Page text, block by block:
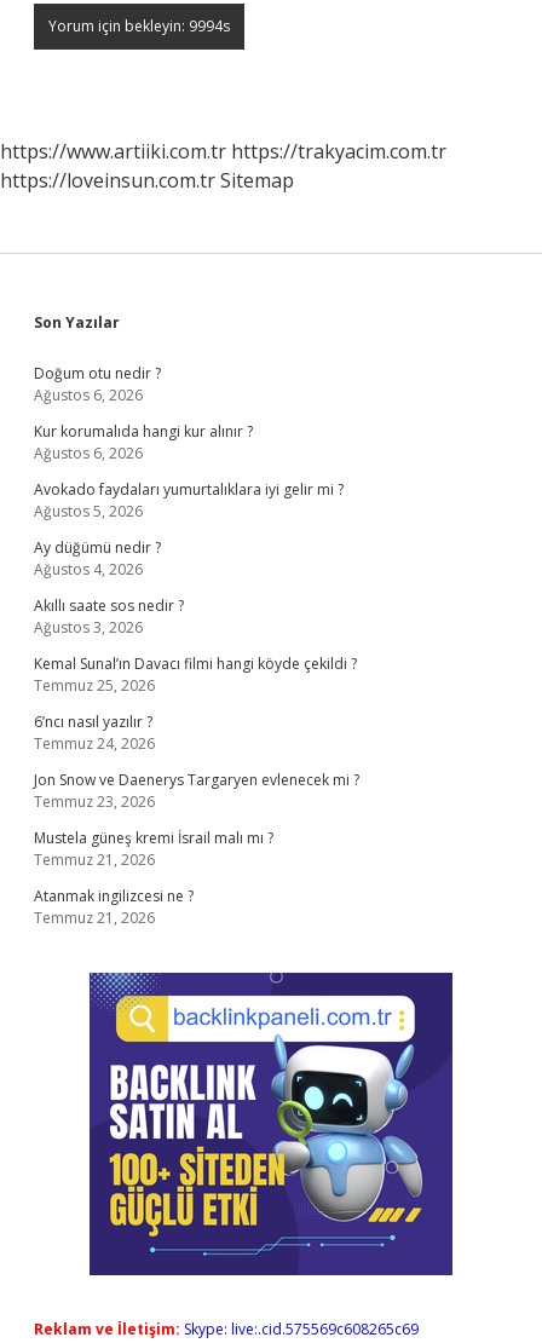
https://www.artiiki.com.tr https://trakyacim.com.tr
https://loveinsun.com.trSitemap
Sidebar
Son Yazılar
Doğum otu nedir ?
Ağustos 6, 2026
Kur korumalıda hangi kur alınır ?
Ağustos 6, 2026
Avokado faydaları yumurtalıklara iyi gelir mi ?
Ağustos 5, 2026
Ay düğümü nedir ?
Ağustos 4, 2026
Akıllı saate sos nedir ?
Ağustos 3, 2026
Kemal Sunal’ın Davacı filmi hangi köyde çekildi ?
Temmuz 25, 2026
6’ncı nasıl yazılır ?
Temmuz 24, 2026
Jon Snow ve Daenerys Targaryen evlenecek mi ?
Temmuz 23, 2026
Mustela güneş kremi İsrail malı mı ?
Temmuz 21, 2026
Atanmak ingilizcesi ne ?
Temmuz 21, 2026
Reklam ve İletişim: Skype: live:.cid.575569c608265c69